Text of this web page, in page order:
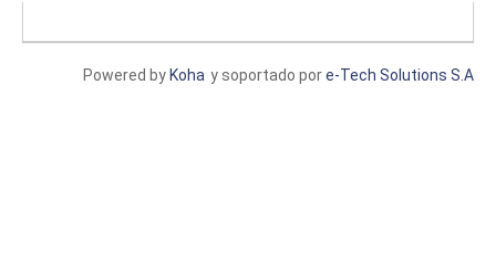
y soportado pore-Tech Solutions S.A
Powered by Koha